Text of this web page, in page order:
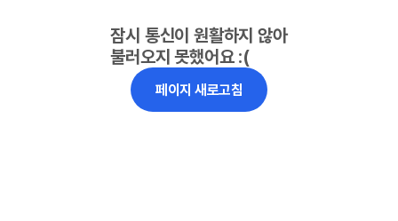
잠시 통신이 원활하지 않아
불러오지 못했어요 :(
페이지 새로고침